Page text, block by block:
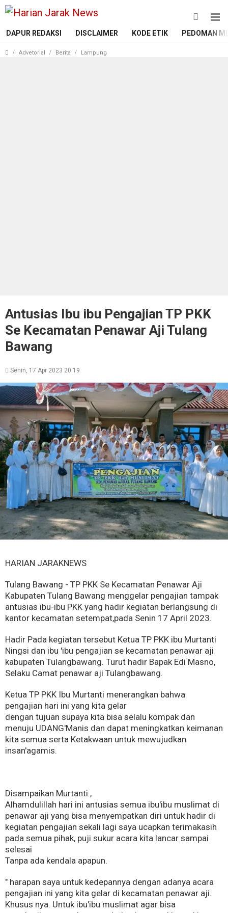
DAPUR REDAKSI DISCLAIMER KODE ETIK PEDOMAN
Advetorial Berita Lampung
Antusias Ibu ibu Pengajian TP PKK
Se Kecamatan Penawar Aji Tulang
Bawang
Senin, 17 Apr 2023 20:19
HARIAN JARAKNEWS
Tulang Bawang - TP PKK Se Kecamatan Penawar Aji
Kabupaten Tulang Bawang menggelar pengajian tampak
antusias ibu-ibu PKK yang hadir kegiatan berlangsung di
kantor kecamatan setempat,pada Senin 17 April 2023.
Hadir Pada kegiatan tersebut Ketua TP PKK ibu Murtanti
Ningsi dan ibu 'ibu pengajian se kecamatan penawar aji
kabupaten Tulangbawang. Turut hadir Bapak Edi Masno,
Selaku Camat penawar aji Tulangbawang.
Ketua TP PKK Ibu Murtanti menerangkan bahwa
pengajian hari ini yang kita gelar
dengan tujuan supaya kita bisa selalu kompak dan
menuju UDANG'Manis dan dapat meningkatkan keimanan
kita semua serta Ketakwaan untuk mewujudkan
insan'agamis.
Disampaikan Murtanti ,
Alhamdulillah hari ini antusias semua ibu'ibu muslimat di
penawar aji yang bisa menyempatkan diri untuk hadir di
kegiatan pengajian sekali lagi saya ucapkan terimakasih
pada semua pihak, puji sukur acara kita lancar sampai
selesai
Tanpa ada kendala apapun.
" harapan saya untuk kedepannya dengan adanya acara
pengajian ini yang kita gelar di kecamatan penawar aji.
Khusus nya. Untuk ibu'ibu muslimat agar bisa